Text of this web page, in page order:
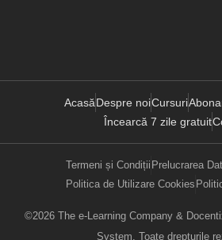
AcasăDespre noiCursuri
Încearcă 7 zile gratuit
Termeni și Condiții Prelucrarea
Politica de Utilizare Cookies
©2026 The e-Learning Company &
System. Toate drepturile